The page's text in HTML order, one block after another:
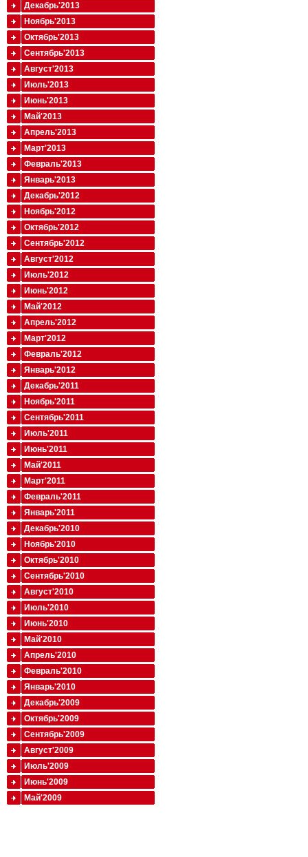
Декабрь'2013
Ноябрь'2013
Октябрь'2013
Сентябрь'2013
Август'2013
Июль'2013
Июнь'2013
Май'2013
Апрель'2013
Март'2013
Февраль'2013
Январь'2013
Декабрь'2012
Ноябрь'2012
Октябрь'2012
Сентябрь'2012
Август'2012
Июль'2012
Июнь'2012
Май'2012
Апрель'2012
Март'2012
Февраль'2012
Январь'2012
Декабрь'2011
Ноябрь'2011
Сентябрь'2011
Июль'2011
Июнь'2011
Май'2011
Март'2011
Февраль'2011
Январь'2011
Декабрь'2010
Ноябрь'2010
Октябрь'2010
Сентябрь'2010
Август'2010
Июль'2010
Июнь'2010
Май'2010
Апрель'2010
Февраль'2010
Январь'2010
Декабрь'2009
Октябрь'2009
Сентябрь'2009
Август'2009
Июль'2009
Июнь'2009
Май'2009